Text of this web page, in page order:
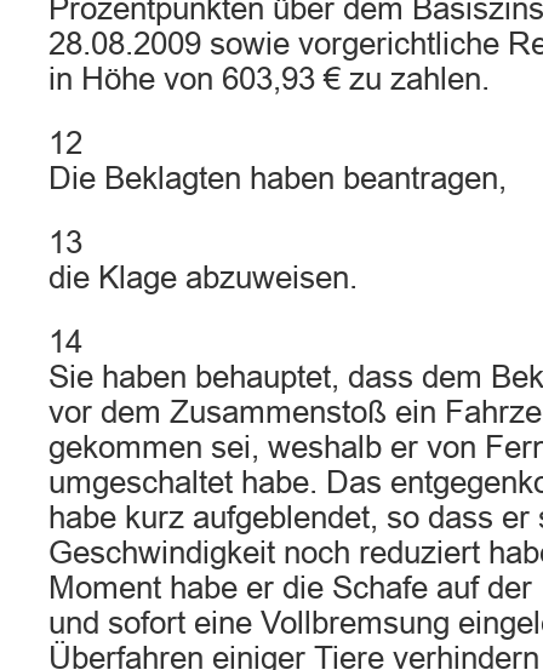
Prozentpunkten über dem
28.08.2009 sowie vorgerichtliche
in Höhe von 603,93 € zu zahlen.
12
Die Beklagten haben beantragen,
13
die Klage abzuweisen.
14
Sie haben behauptet, dass dem
vor dem Zusammenstoß ein
gekommen sei, weshalb er von
umgeschaltet habe. Das
habe kurz aufgeblendet, so dass er
Geschwindigkeit noch reduziert
Moment habe er die Schafe auf
und sofort eine Vollbremsung
Überfahren einiger Tiere